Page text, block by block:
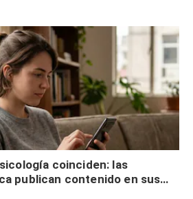
sino que tienen necesidad de
coinciden: las
publican contenido en sus
buscar validación